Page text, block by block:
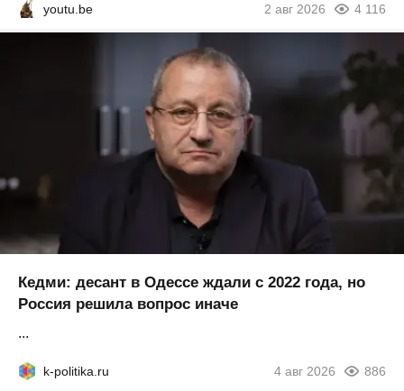
youtu.be 2 авг 2026 4 116
Кедми: десант в Одессе ждали с 2022 года, но
Россия решила вопрос иначе
...
k-politika.ru 4 авг 2026 886